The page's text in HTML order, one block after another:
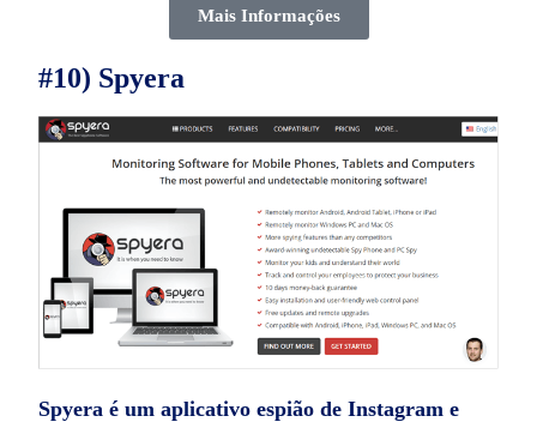
Mais Informações
#10) Spyera
Spyera é umaplicativo espião de Instagram e